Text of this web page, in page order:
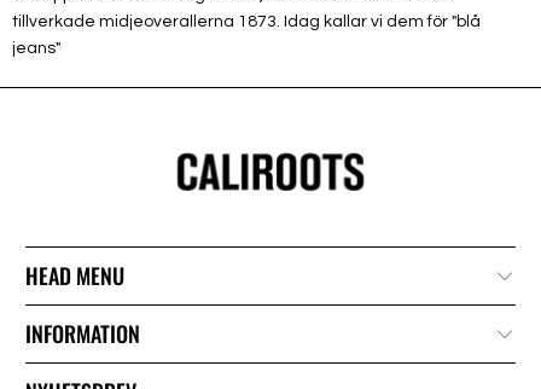
tillverkade midjeoverallerna 1873. Idag kallar vi dem för "blå
jeans"
HEAD MENU
INFORMATION